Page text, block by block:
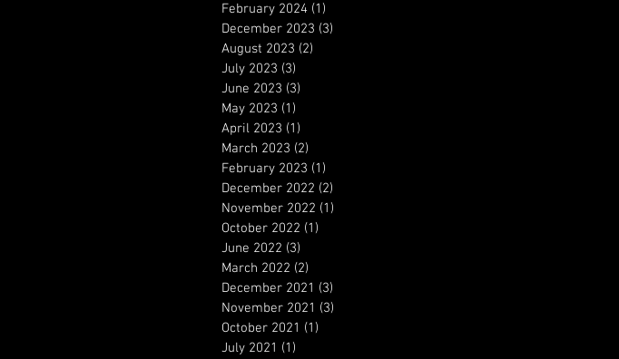
February 2024 (1)
December 2023 (3)
August 2023 (2)
July 2023 (3)
June 2023 (3)
May 2023 (1)
April 2023 (1)
March 2023 (2)
February 2023 (1)
December 2022 (2)
November 2022 (1)
October 2022 (1)
June 2022 (3)
March 2022 (2)
December 2021 (3)
November 2021 (3)
October 2021 (1)
July 2021 (1)